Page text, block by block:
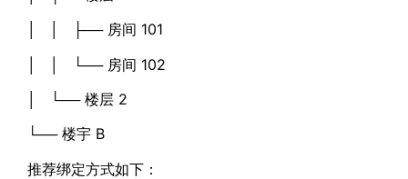
│ │ ├── 房间 101
│ │ └── 房间 102
│ └── 楼层 2
└── 楼宇 B
推荐绑定方式如下：